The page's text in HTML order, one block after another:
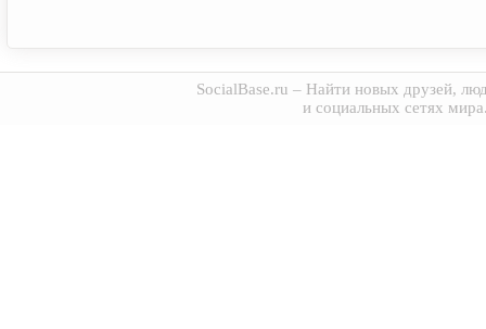
SocialBase.ru – Найти новых друзей,
и социальных сетях